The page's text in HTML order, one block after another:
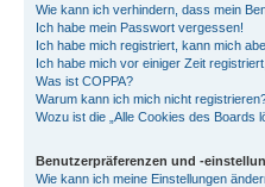
Wie kann ich verhindern, dass mein
Ich habe mein Passwort vergessen!
Ich habe mich registriert, kann mich
Ich habe mich vor einiger Zeit
Was ist COPPA?
Warum kann ich mich nicht
Wozu ist die „Alle Cookies des Boards
Benutzerpräferenzen und -
Wie kann ich meine Einstellungen